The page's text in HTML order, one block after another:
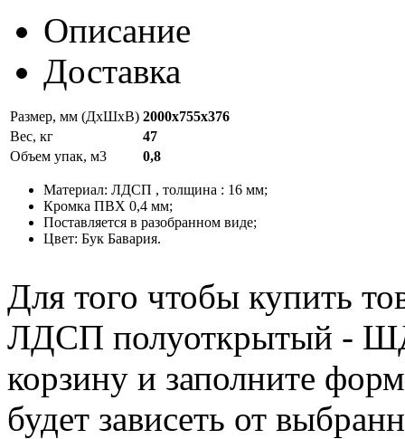
Описание
Доставка
Размер, мм (ДхШхВ) 2000х755х376
Вес, кг
47
Объем упак, м3
0,8
Материал: ЛДСП , толщина : 16 мм;
Кромка ПВХ 0,4 мм;
Поставляется в разобранном виде;
Цвет: Бук Бавария.
Для того чтобы купить
ЛДСП полуоткрытый -
корзину и заполните
будет зависеть от